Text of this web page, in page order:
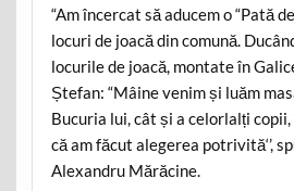
“Am încercat să aducem o “Pată
locuri de joacă din comună.
locurile de joacă, montate în
Ștefan: “Mâine venim și luăm
Bucuria lui, cât și a celorlalți
că am făcut alegerea potrivită‘’,
Alexandru Mărăcine.